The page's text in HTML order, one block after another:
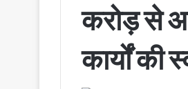
करोड़ से
कार्यों की